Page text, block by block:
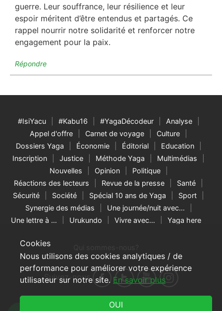
Cookies
Nous utilisons des cookies analytiques / de
performance pour améliorer votre expérience
utilisateur sur notre site. En savoir plus
guerre. Leur souffrance, leur résilience et leur
espoir méritent d’être entendus et partagés. Ce
rappel nourrir notre solidarité et renforcer notre
engagement pour la paix.
Répondre
#IsiYacu #Kabu16 #YagaDécodeur
Analyse
Appel d'offre
Carnet de voyage
Culture
Dossiers Yaga
Économie Éditorial
Education
Inscription
Justice Méthode Yaga
Multimédias
Nouvelles
Opinion
Politique
Réactions des lecteurs
Revue de la presse
Santé
Sécurité
Société Spécial 10 ans de Yaga
Sport
Synergie des médias
Une journée/nuit avec…
Une lettre à …
Urukundo Vivre avec… Yaga here
Suivez-nous
© 2026 Yaga Burundi & RNW Media